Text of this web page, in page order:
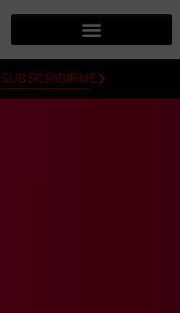
SUBSCRIBIRME